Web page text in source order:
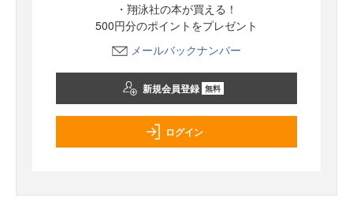
・翔泳社の本が買える！
500円分のポイントをプレゼント
メールバックナンバー
新規会員登録 無料
ログイン